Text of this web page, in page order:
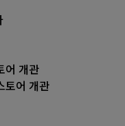
어 개관
토어 개관